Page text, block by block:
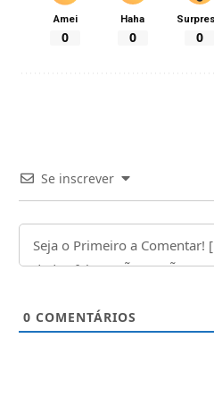
Amei
0
Haha
0 0
Se inscrever
0 COMENTÁRIOS